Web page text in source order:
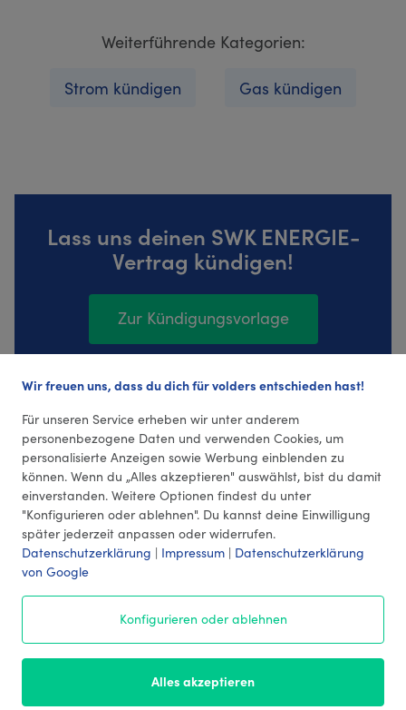
Weiterführende Kategorien:
Strom kündigen Gas kündigen
Lass uns deinen SWK ENERGIE-
Vertrag kündigen!
Zur Kündigungsvorlage
68 Bewertungen (4,32 Durchschnitt)
Kontakt
Wir freuen uns, dass du dich für volders entschieden hast!
Für unseren Service erheben wir unter anderem
personenbezogene Daten und verwenden Cookies, um
personalisierte Anzeigen sowie Werbung einblenden zu
können. Wenn du „Alles akzeptieren" auswählst, bist du damit
einverstanden. Weitere Optionen findest du unter
"Konfigurieren oder ablehnen". Du kannst deine Einwilligung
später jederzeit anpassen oder widerrufen.
Datenschutzerklärung | Impressum | Datenschutzerklärung
von Google
Konfigurieren oder ablehnen
Alles akzeptieren